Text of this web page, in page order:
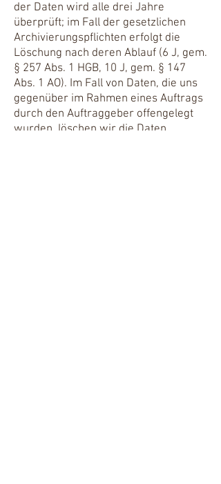
der Daten wird alle drei Jahre
überprüft; im Fall der gesetzlichen
Archivierungspflichten erfolgt die
Löschung nach deren Ablauf (6 J, gem.
§ 257 Abs. 1 HGB, 10 J, gem. § 147
Abs. 1 AO). Im Fall von Daten, die uns
gegenüber im Rahmen eines Auftrags
durch den Auftraggeber offengelegt
wurden, löschen wir die Daten